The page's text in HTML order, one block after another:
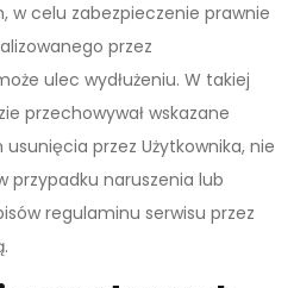
w celu zabezpieczenie prawnie
przez
ulec wydłużeniu. W takiej
przechowywał wskazane
przez Użytkownika, nie
przypadku naruszenia lub
regulaminu serwisu przez